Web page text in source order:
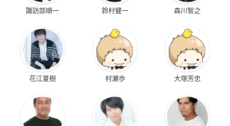
諏訪部順一 鈴村健一 森川智之
花江夏樹 村瀬歩 大塚芳忠